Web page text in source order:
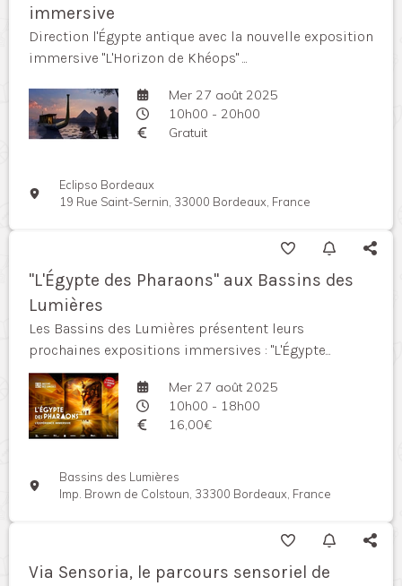
immersive
Direction l'Égypte antique avec la nouvelle exposition
immersive "L'Horizon de Khéops" ...
Mer 27 août 2025
10h00 - 20h00
Gratuit
Eclipso Bordeaux
19 Rue Saint-Sernin, 33000 Bordeaux, France
"L'Égypte des Pharaons" aux Bassins des
Lumières
Les Bassins des Lumières présentent leurs
prochaines expositions immersives : "L'Égypte...
Mer 27 août 2025
10h00 - 18h00
16,00€
Bassins des Lumières
Imp. Brown de Colstoun, 33300 Bordeaux, France
Via Sensoria, le parcours sensoriel de